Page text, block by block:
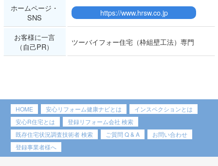
ホームページ・
SNS
https://www.hrsw.co.jp
お客様に一言
（自己PR）
ツーバイフォー住宅（枠組壁工法）専門
HOME 安心リフォーム健康ナビとは
インスペクションとは
安心R住宅とは
登録リフォーム会社 検索
既存住宅状況調査技術者 検索
ご質問 Q & A
お問い合わせ
登録事業者様へ